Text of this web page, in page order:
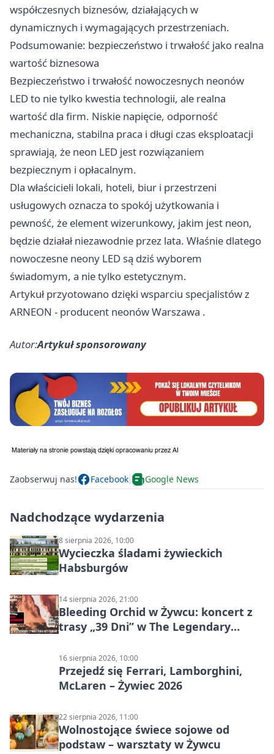
współczesnych biznesów, działających w
dynamicznych i wymagających przestrzeniach.
Podsumowanie: bezpieczeństwo i trwałość jako realna
wartość biznesowa
Bezpieczeństwo i trwałość nowoczesnych neonów
LED to nie tylko kwestia technologii, ale realna
wartość dla firm. Niskie napięcie, odporność
mechaniczna, stabilna praca i długi czas eksploatacji
sprawiają, że neon LED jest rozwiązaniem
bezpiecznym i opłacalnym.
Dla właścicieli lokali, hoteli, biur i przestrzeni
usługowych oznacza to spokój użytkowania i
pewność, że element wizerunkowy, jakim jest neon,
będzie działał niezawodnie przez lata. Właśnie dlatego
nowoczesne neony LED są dziś wyborem
świadomym, a nie tylko estetycznym.
Artykuł przyotowano dzięki wsparciu specjalistów z
ARNEON - producent neonów Warszawa .
Autor:Artykuł sponsorowany
Zaobserwuj nas! Facebook Google News
Nadchodzące wydarzenia
8 sierpnia 2026, 10:00
Wycieczka śladami żywieckich
Habsburgów
14 sierpnia 2026, 21:00
Bleeding Orchid w Żywcu: koncert z
trasy „39 Dni” w The Legendary
16 sierpnia 2026, 10:00
Przejedź się Ferrari, Lamborghini,
McLaren – Żywiec 2026
22 sierpnia 2026, 11:00
Wolnostojące świece sojowe od
podstaw – warsztaty w Żywcu